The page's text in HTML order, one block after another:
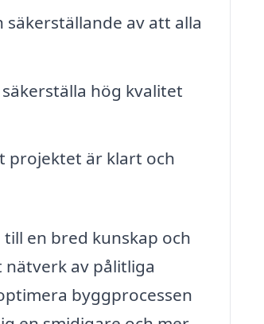
av att alla
hög kvalitet
projektet är klart och
en bred kunskap och
av pålitliga
byggprocessen